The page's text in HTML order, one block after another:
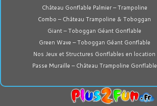
Château Gonflable Palmier – Trampoline
Combo – Château Trampoline & Toboggan
Giant – Toboggan Géant Gonflable
Green Wave – Toboggan Géant Gonflable
Nos Jeux et Structures Gonflables en location
Passe Muraille – Château Trampoline Gonflable